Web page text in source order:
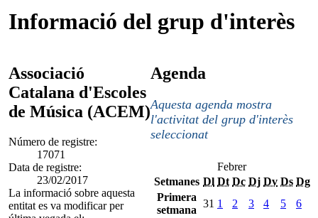
Informació del grup d'interès
Associació
Catalana d'Escoles
de Música (ACEM)
Número de registre:
17071
Data de registre:
23/02/2017
La informació sobre aquesta
entitat es va modificar per
Agenda
Aquesta agenda mostra
l'activitat del grup d'interès
seleccionat
Febrer
Setmanes Dl Dt Dc Dj Dv Ds Dg
Primera
setmana
31 1 2 3 4 5
6